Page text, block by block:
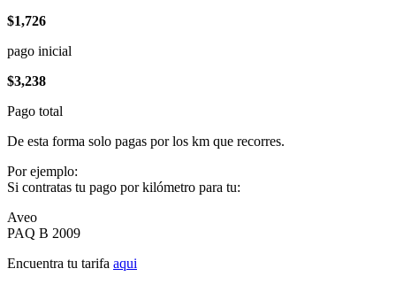
$1,726
pago inicial
$3,238
Pago total
De esta forma solo pagas por los km que recorres.
Por ejemplo:
Si contratas tu pago por kilómetro para tu:
Aveo
PAQ B 2009
Encuentra tu tarifa aqui